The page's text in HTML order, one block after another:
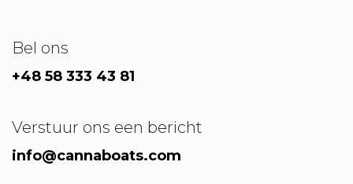
Bel ons
+48 58 333 43 81
Verstuur ons een bericht
info@cannaboats.com